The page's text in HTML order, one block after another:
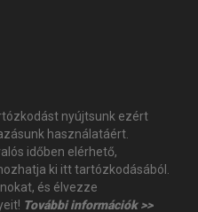
nyújtsunk ezért
használatáért.
időben elérhető,
ki itt tartózkodásából.
és élvezze
További információk >>